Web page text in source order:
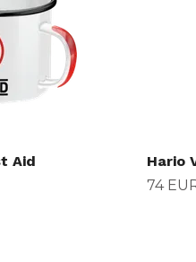
Aid
Hario
74